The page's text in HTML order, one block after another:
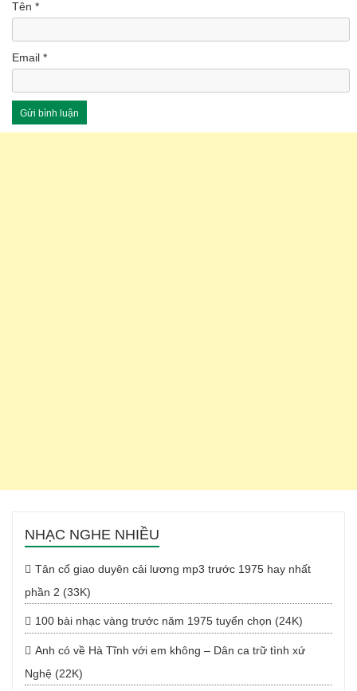
Tên *
Email *
NHẠC NGHE NHIỀU
Tân cổ giao duyên cải lương mp3 trước 1975 hay nhất
phần 2 (33K)
100 bài nhạc vàng trước năm 1975 tuyển chọn (24K)
Anh có về Hà Tĩnh với em không – Dân ca trữ tình xứ
Nghệ (22K)